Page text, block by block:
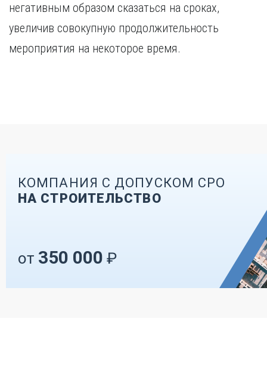
негативным образом сказаться на сроках,
увеличив совокупную продолжительность
мероприятия на некоторое время.
КОМПАНИЯ С ДОПУСКОМ СРО
НА СТРОИТЕЛЬСТВО
от 350 000 ₽